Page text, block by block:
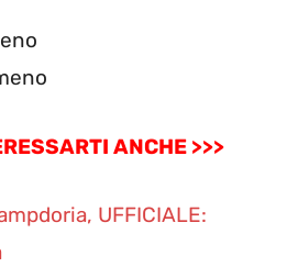
ANCHE >>>
UFFICIALE: